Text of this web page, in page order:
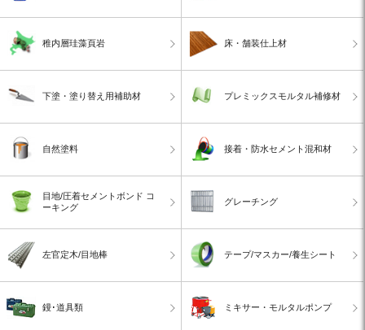
稚内層珪藻頁岩 床・舗装仕上材
下塗・塗り替え用補助材 プレミックスモルタル補修材
自然塗料 接着・防水セメント混和材
目地/圧着セメントボンド コ
ーキング
グレーチング
左官定木/目地棒 テープ/マスカー/養生シート
鏝･道具類 ミキサー・モルタルポンプ